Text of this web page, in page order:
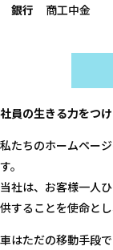
銀行
商工中金
社員の生きる力をつ
私たちのホームペー
す。
当社は、お客様一人
供することを使命と
車はただの移動手段